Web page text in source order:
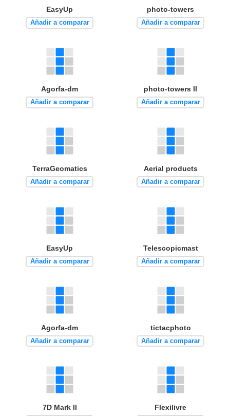
EasyUp
Añadir a comparar
photo-towers
Añadir a comparar
Agorfa-dm
Añadir a comparar
photo-towers II
Añadir a comparar
TerraGeomatics
Añadir a comparar
Aerial products
Añadir a comparar
EasyUp
Añadir a comparar
Telescopicmast
Añadir a comparar
Agorfa-dm
Añadir a comparar
tictacphoto
Añadir a comparar
7D Mark II Flexilivre